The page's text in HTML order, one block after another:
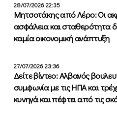
28/07/2026 22:35
Μητσοτάκης από Λέρο: Οι
ασφάλεια και σταθερότητα
καμία οικονομική ανάπτυξη
27/07/2026 23:36
Δείτε βίντεο: Αλβανός
συμφωνία με τις ΗΠΑ και
κυνηγά και πέφτει από τις